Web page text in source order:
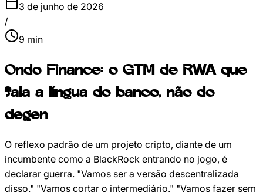
3 de junho de 2026
/
9 min
Ondo Finance: o GTM de RWA que
fala a língua do banco, não do
degen
O reflexo padrão de um projeto cripto, diante de um
incumbente como a BlackRock entrando no jogo, é
declarar guerra. "Vamos ser a versão descentralizada
disso." "Vamos cortar o intermediário." "Vamos fazer sem